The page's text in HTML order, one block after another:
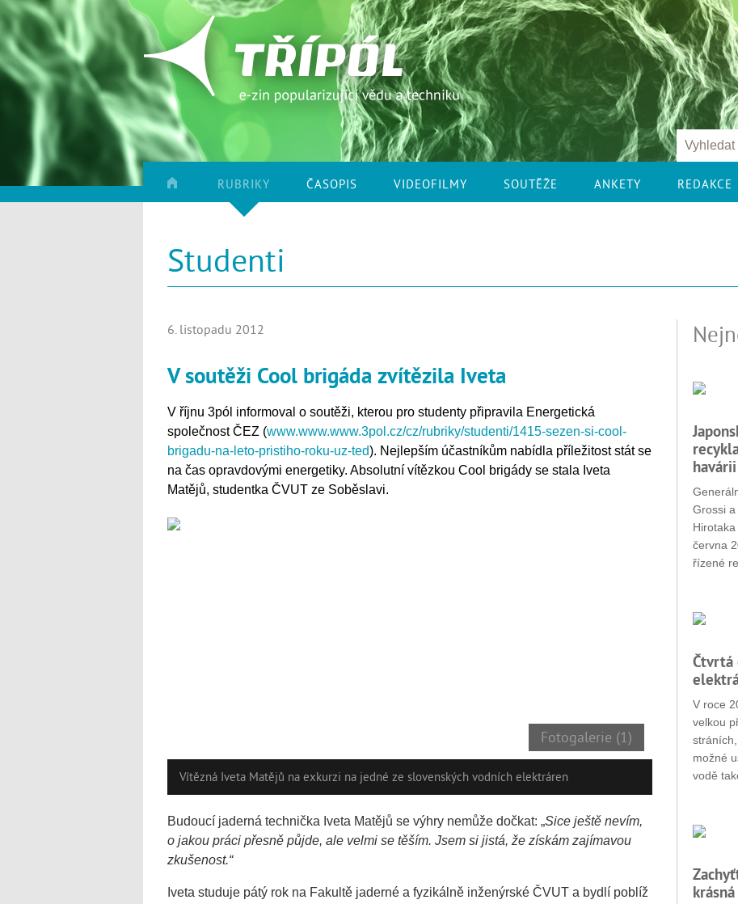
RUBRIKY ČASOPIS VIDEOFILMY SOUTĚŽE ANKETY REDAKCE
Studenti
6. listopadu 2012
V soutěži Cool brigáda zvítězila Iveta
V říjnu 3pól informoval o soutěži, kterou pro studenty připravila Energetická
společnost ČEZ (www.www.www.3pol.cz/cz/rubriky/studenti/1415-sezen-si-cool-
brigadu-na-leto-pristiho-roku-uz-ted). Nejlepším účastníkům nabídla příležitost stát se
na čas opravdovými energetiky. Absolutní vítězkou Cool brigády se stala Iveta
Matějů, studentka ČVUT ze Soběslavi.
Fotogalerie (1)
Vítězná Iveta Matějů na exkurzi na jedné ze slovenských vodních elektráren
Budoucí jaderná technička Iveta Matějů se výhry nemůže dočkat: „Sice ještě nevím,
o jakou práci přesně půjde, ale velmi se těším. Jsem si jistá, že získám zajímavou
zkušenost.“
Iveta studuje pátý rok na Fakultě jaderné a fyzikálně inženýrské ČVUT a bydlí poblíž
Grossi
června
řízené
Čtvrtá
V roce
velkou
možné
vodě